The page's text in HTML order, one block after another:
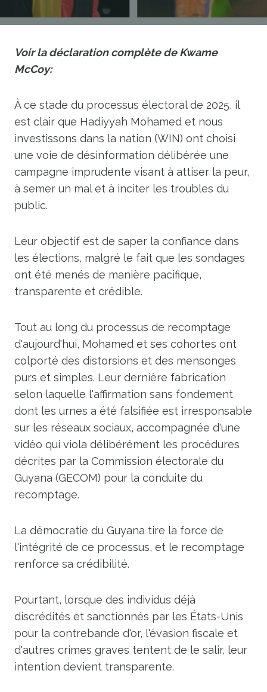
Voir la déclaration complète de Kwame
McCoy:
À ce stade du processus électoral de 2025, il
est clair que Hadiyyah Mohamed et nous
investissons dans la nation (WIN) ont choisi
une voie de désinformation délibérée une
campagne imprudente visant à attiser la peur,
à semer un mal et à inciter les troubles du
public.
Leur objectif est de saper la confiance dans
les élections, malgré le fait que les sondages
ont été menés de manière pacifique,
transparente et crédible.
Tout au long du processus de recomptage
d'aujourd'hui, Mohamed et ses cohortes ont
colporté des distorsions et des mensonges
purs et simples. Leur dernière fabrication
selon laquelle l'affirmation sans fondement
dont les urnes a été falsifiée est irresponsable
sur les réseaux sociaux, accompagnée d'une
vidéo qui viola délibérément les procédures
décrites par la Commission électorale du
Guyana (GECOM) pour la conduite du
recomptage.
La démocratie du Guyana tire la force de
l'intégrité de ce processus, et le recomptage
renforce sa crédibilité.
Pourtant, lorsque des individus déjà
discrédités et sanctionnés par les États-Unis
pour la contrebande d'or, l'évasion fiscale et
d'autres crimes graves tentent de le salir, leur
intention devient transparente.